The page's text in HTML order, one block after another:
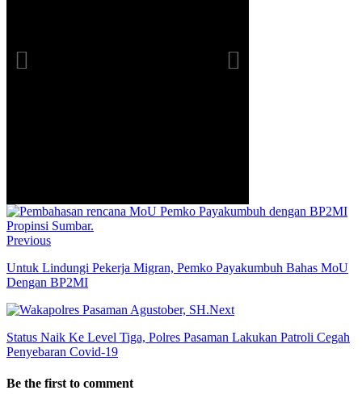
Previous
Untuk Lindungi Pekerja Migran, Pemko Payakumbuh Bahas MoU
Dengan BP2MI
Next
Status Naik Ke Level Tiga, Polres Pasaman Lakukan Patroli Cegah
Penyebaran Covid-19
Be the first to comment